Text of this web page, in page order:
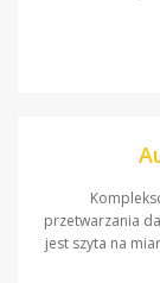
przetwarzania
jest szyta na